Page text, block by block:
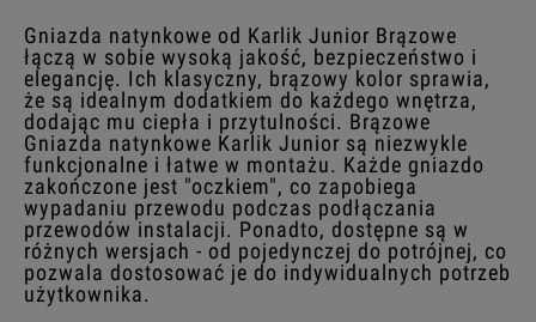
Gniazda natynkowe od Karlik Junior Brązowe
łączą w sobie wysoką jakość, bezpieczeństwo i
elegancję. Ich klasyczny, brązowy kolor sprawia,
że są idealnym dodatkiem do każdego wnętrza,
dodając mu ciepła i przytulności. Brązowe
Gniazda natynkowe Karlik Junior są niezwykle
funkcjonalne i łatwe w montażu. Każde gniazdo
zakończone jest "oczkiem", co zapobiega
wypadaniu przewodu podczas podłączania
przewodów instalacji. Ponadto, dostępne są w
różnych wersjach - od pojedynczej do potrójnej, co
pozwala dostosować je do indywidualnych potrzeb
użytkownika.